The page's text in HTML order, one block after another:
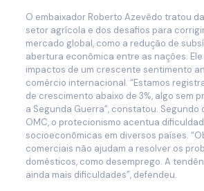
O embaixador Roberto Azevêdo tratou
setor agrícola e dos desafios para
mercado global, como a redução de
abertura econômica entre as nações.
impactos de um crescente sentimento
comércio internacional. “Estamos
de crescimento abaixo de 3%, algo sem
a Segunda Guerra”, constatou.
OMC, o protecionismo acentua
socioeconômicas em diversos países.
comerciais não ajudam a resolver os
domésticos, como desemprego. A
ainda mais dificuldades”, defendeu.